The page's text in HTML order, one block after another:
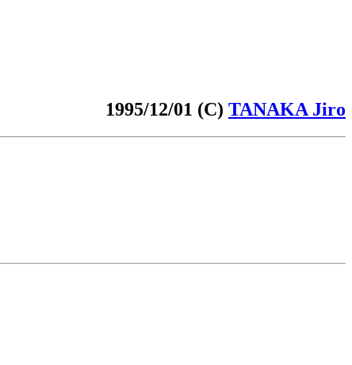
1995/12/01 (C) TANAKA Jiro